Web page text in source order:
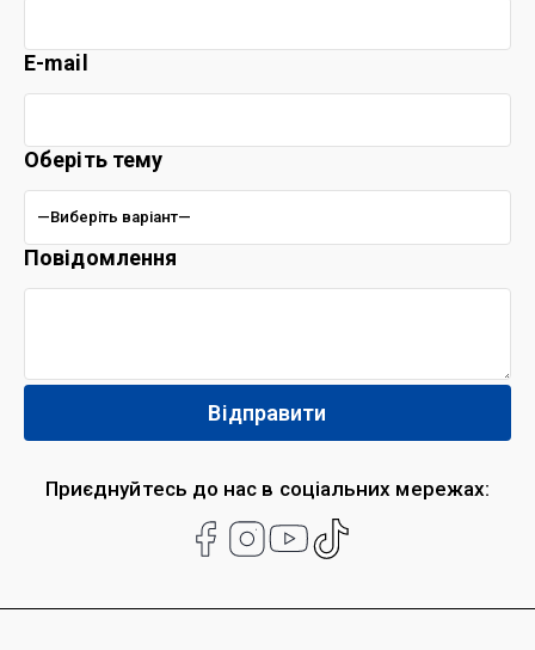
Приєднуйтесь до нас в соціальних мережах:
E-mail
Оберіть тему
Повідомлення